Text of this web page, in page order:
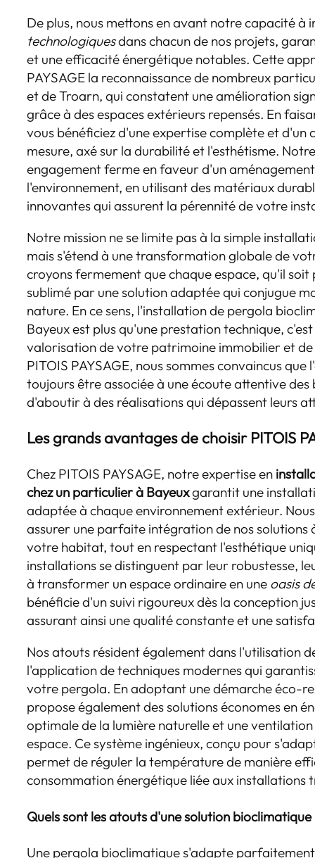
De plus, nous mettons en avant notre capacité à
technologiquesdans chacun de nos projets,
et une efficacité énergétique notables. Cette
PAYSAGE la reconnaissance de nombreux
et de Troarn, qui constatent une amélioration
grâce à des espaces extérieurs repensés. En
vous bénéficiez d'une expertise complète et
mesure, axé sur la durabilité et l'esthétisme.
engagement ferme en faveur d'un
l'environnement, en utilisant des matériaux
innovantes qui assurent la pérennité de votre
Notre mission ne se limite pas à la simple
mais s'étend à une transformation globale de
croyons fermement que chaque espace, qu'il
sublimé par une solution adaptée qui conjugue
nature. En ce sens, l'installation de pergola
Bayeux est plus qu'une prestation technique,
valorisation de votre patrimoine immobilier et
PITOIS PAYSAGE, nous sommes convaincus
toujours être associée à une écoute attentive des
d'aboutir à des réalisations qui dépassent leurs
Les grands avantages de choisir PITOIS
Chez PITOIS PAYSAGE, notre expertise en
chez un particulier à Bayeuxgarantit une
adaptée à chaque environnement extérieur.
assurer une parfaite intégration de nos solutions
votre habitat, tout en respectant l'esthétique
installations se distinguent par leur robustesse,
à transformer un espace ordinaire en une oasis
bénéficie d'un suivi rigoureux dès la conception
assurant ainsi une qualité constante et une
Nos atouts résident également dans l'utilisation
l'application de techniques modernes qui
votre pergola. En adoptant une démarche éco-
propose également des solutions économes en
optimale de la lumière naturelle et une
espace. Ce système ingénieux, conçu pour
permet de réguler la température de manière
consommation énergétique liée aux installations
Quels sont les atouts d'une solution bioclimatique
Une pergola bioclimatique s'adapte